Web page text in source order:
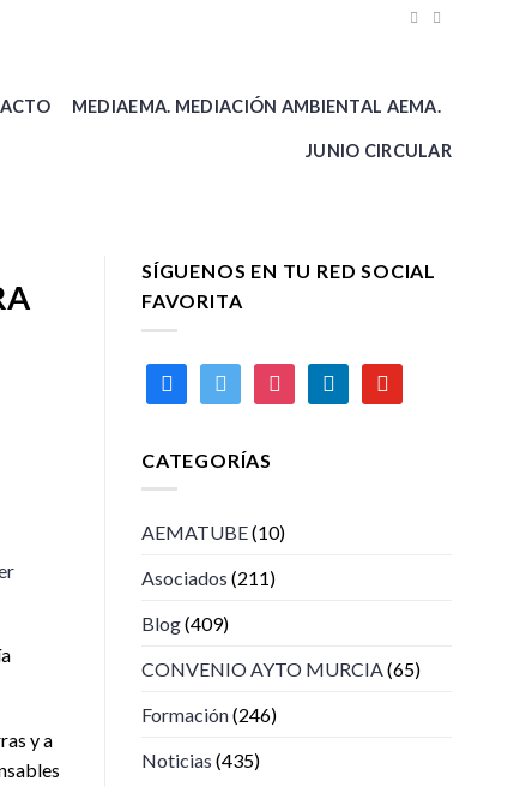
MEDIAEMA. MEDIACIÓN AMBIENTAL AEMA.
JUNIO CIRCULAR
y a
SÍGUENOS EN TU RED SOCIAL
FAVORITA
facebooktwitter instagramlinkedin youtube
CATEGORÍAS
AEMATUBE(10)
Asociados (211)
Blog(409)
CONVENIO AYTO MURCIA(65)
Formación(246)
Noticias (435)